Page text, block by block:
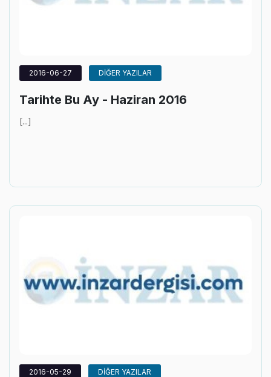
2016-06-27 DİĞER YAZILAR
Tarihte Bu Ay - Haziran 2016
[...]
2016-05-29 DİĞER YAZILAR